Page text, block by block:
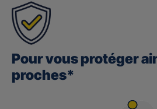
Pour vous protéger
proches*